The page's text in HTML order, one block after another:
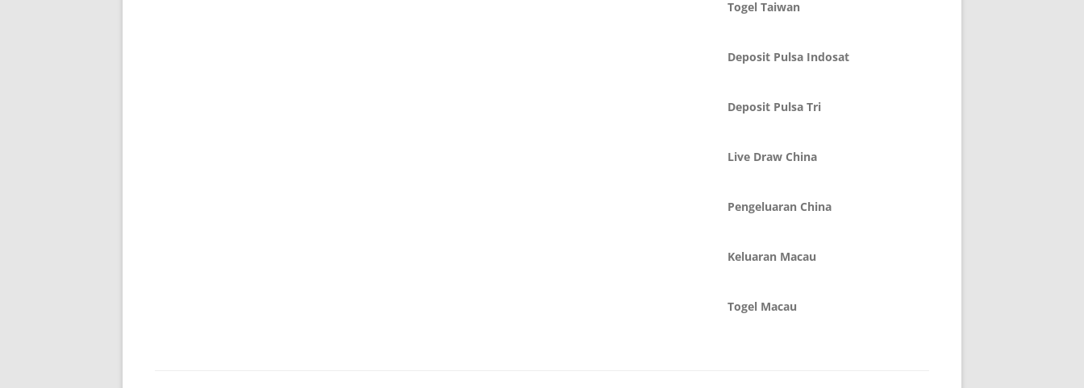
Togel Taiwan
Deposit Pulsa Indosat
Deposit Pulsa Tri
Live Draw China
Pengeluaran China
Keluaran Macau
Togel Macau